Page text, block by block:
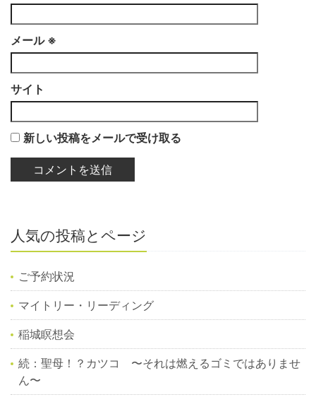
メール ※
サイト
新しい投稿をメールで受け取る
人気の投稿とページ
ご予約状況
マイトリー・リーディング
稲城瞑想会
続：聖母！？カツコ 〜それは燃えるゴミではありませ
ん〜